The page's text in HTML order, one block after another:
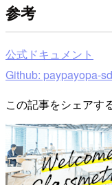
参考
公式ドキュメント
Github: paypayopa-
この記事をシェアす